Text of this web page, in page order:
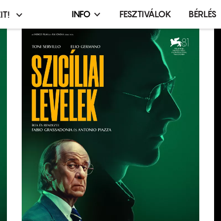
Infó,
esemény,
terembérlés
menü
INFO FESZTIVÁLOK BÉRLÉS